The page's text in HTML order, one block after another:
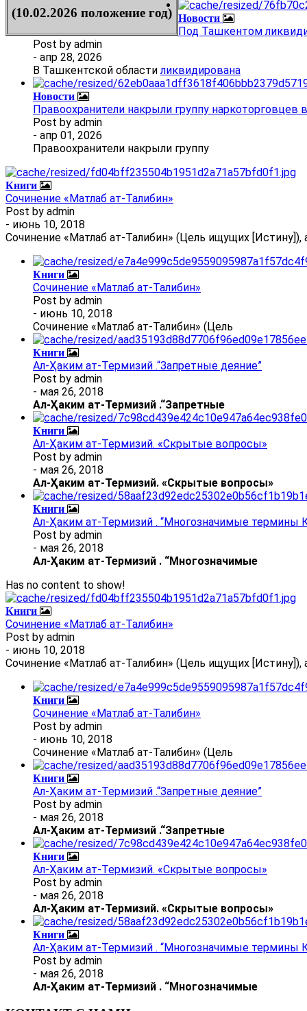
(10.02.2026 положение год) Новости
Под Ташкентом
Post by admin
- апр 28, 2026
В Ташкентской областиликвидирована
Новости
Правоохранители накрыли группу
Post by admin
- апр 01, 2026
Правоохранители накрыли группу
Книги
Сочинение «Матлаб ат-Талибин»
Post by admin
- июнь 10, 2018
Сочинение «Матлаб ат-Талибин» (Цель ищущих
Книги
Сочинение «Матлаб ат-Талибин»
Post by admin
- июнь 10, 2018
Сочинение «Матлаб ат-Талибин» (Цель
Книги
Ал-Ҳаким ат-Термизий .“Запретные деяние”
Post by admin
- мая 26, 2018
Ал-Ҳаким ат-Термизий .“Запретные
Книги
Ал-Ҳаким ат-Термизий. «Скрытые вопросы»
Post by admin
- мая 26, 2018
Ал-Ҳаким ат-Термизий. «Скрытые вопросы»
Книги
Ал-Ҳаким ат-Термизий . “Многозначимые термины
Post by admin
- мая 26, 2018
Ал-Ҳаким ат-Термизий . “Многозначимые
Has no content to show!
Книги
Сочинение «Матлаб ат-Талибин»
Post by admin
- июнь 10, 2018
Сочинение «Матлаб ат-Талибин» (Цель ищущих
Книги
Сочинение «Матлаб ат-Талибин»
Post by admin
- июнь 10, 2018
Сочинение «Матлаб ат-Талибин» (Цель
Книги
Ал-Ҳаким ат-Термизий .“Запретные деяние”
Post by admin
- мая 26, 2018
Ал-Ҳаким ат-Термизий .“Запретные
Книги
Ал-Ҳаким ат-Термизий. «Скрытые вопросы»
Post by admin
- мая 26, 2018
Ал-Ҳаким ат-Термизий. «Скрытые вопросы»
Книги
Ал-Ҳаким ат-Термизий . “Многозначимые термины
Post by admin
- мая 26, 2018
Ал-Ҳаким ат-Термизий . “Многозначимые